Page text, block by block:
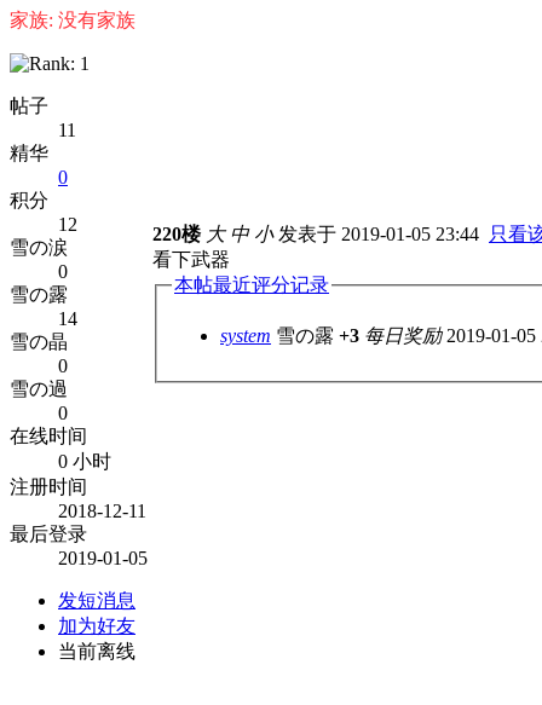
家族: 没有家族
帖子
11
精华
0
积分
12
雪の涙
0
雪の露
14
雪の晶
0
雪の過
0
在线时间
0 小时
注册时间
2018-12-11
最后登录
2019-01-05
发短消息
加为好友
当前离线
220楼 大 中 小发表于 2019-01-05 23:44 只看
看下武器
本帖最近评分记录
system 雪の露 +3 每日奖励 2019-01-05